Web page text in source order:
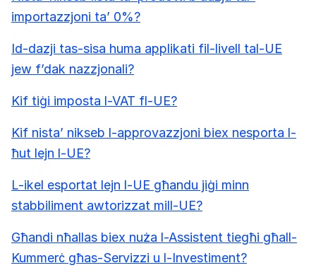
importazzjoni ta’ 0%?
Id-dazji tas-sisa huma applikati fil-livell tal-UE
jew f’dak nazzjonali?
Kif tiġi imposta l-VAT fl-UE?
Kif nista’ nikseb l-approvazzjoni biex nesporta l-
ħut lejn l-UE?
L-ikel esportat lejn l-UE għandu jiġi minn
stabbiliment awtorizzat mill-UE?
Għandi nħallas biex nuża l-Assistent tiegħi għall-
Kummerċ għas-Servizzi u l-Investiment?